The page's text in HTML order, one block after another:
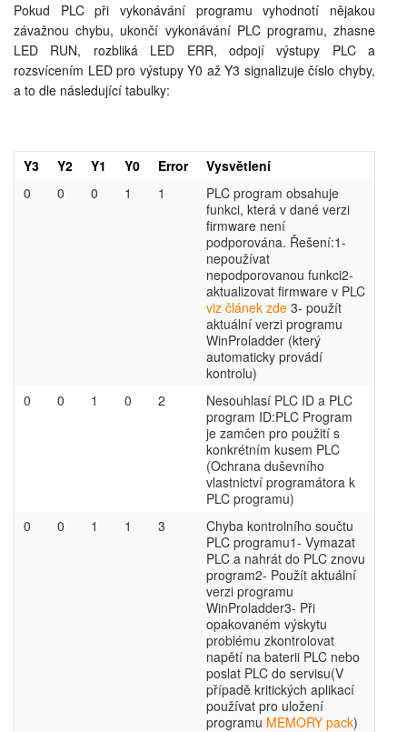
Pokud PLC při vykonávání programu vyhodnotí nějakou
závažnou chybu, ukončí vykonávání PLC programu, zhasne
LED RUN, rozbliká LED ERR, odpojí výstupy PLC a
rozsvícením LED pro výstupy Y0 až Y3 signalizuje číslo chyby,
a to dle následující tabulky:
Y3 Y2 Y1 Y0 Error
Vysvětlení
0
0 0 1 1
PLC program obsahuje
funkci, která v dané verzi
firmware není
podporována. Řešení:1-
nepoužívat
nepodporovanou funkci2-
aktualizovat firmware v PLC
viz článek zde 3- použít
aktuální verzi programu
WinProladder (který
automaticky provádí
kontrolu)
0
0 1 0 2
Nesouhlasí PLC ID a PLC
program ID:PLC Program
je zamčen pro použití s
konkrétním kusem PLC
(Ochrana duševního
vlastnictví programátora k
PLC programu)
0
0 1 1 3
Chyba kontrolního součtu
PLC programu1- Vymazat
PLC a nahrát do PLC znovu
program2- Použít aktuální
verzi programu
WinProladder3- Při
opakovaném výskytu
problému zkontrolovat
napětí na baterii PLC nebo
poslat PLC do servisu(V
případě kritických aplikací
používat pro uložení
programu MEMORY pack)